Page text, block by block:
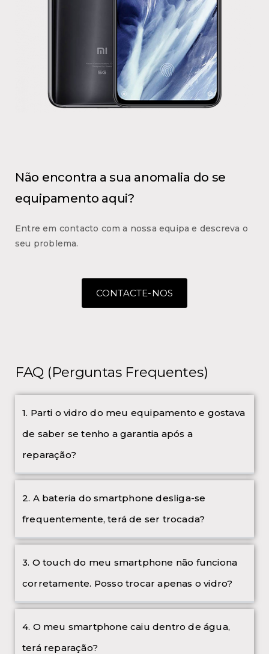
Não encontra a sua anomalia do se
equipamento aqui?
Entre em contacto com a nossa equipa e descreva o
seu problema.
CONTACTE-NOS
FAQ (Perguntas Frequentes)
1. Parti o vidro do meu equipamento e gostava
de saber se tenho a garantia após a
reparação?
2. A bateria do smartphone desliga-se
frequentemente, terá de ser trocada?
3. O touch do meu smartphone não funciona
corretamente. Posso trocar apenas o vidro?
4. O meu smartphone caiu dentro de água,
terá reparação?